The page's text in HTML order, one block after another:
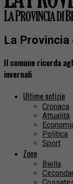
La Provincia
Il comune ricorda
invernali
Ultime notizie
Cronaca
Attualità
Politica
Sport
Zone
Biella